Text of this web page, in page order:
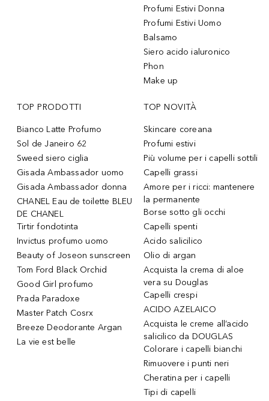
Profumi Estivi Donna
Profumi Estivi Uomo
Balsamo
Siero acido ialuronico
Phon
Make up
TOP PRODOTTI
Bianco Latte Profumo
Sol de Janeiro 62
Sweed siero ciglia
Gisada Ambassador uomo
Gisada Ambassador donna
CHANEL Eau de toilette BLEU
DE CHANEL
Tirtir fondotinta
Invictus profumo uomo
Beauty of Joseon sunscreen
Tom Ford Black Orchid
Good Girl profumo
Prada Paradoxe
Master Patch Cosrx
Breeze Deodorante Argan
La vie est belle
TOP NOVITÀ
Skincare coreana
Profumi estivi
Più volume per i capelli sottili
Capelli grassi
Amore per i ricci: mantenere
la permanente
Borse sotto gli occhi
Capelli spenti
Acido salicilico
Olio di argan
Acquista la crema di aloe
vera su Douglas
Capelli crespi
ACIDO AZELAICO
Acquista le creme all’acido
salicilico da DOUGLAS
Colorare i capelli bianchi
Rimuovere i punti neri
Cheratina per i capelli
Tipi di capelli